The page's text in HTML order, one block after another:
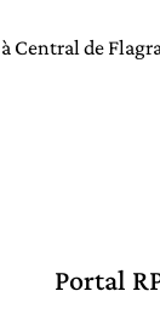
Central de
Portal